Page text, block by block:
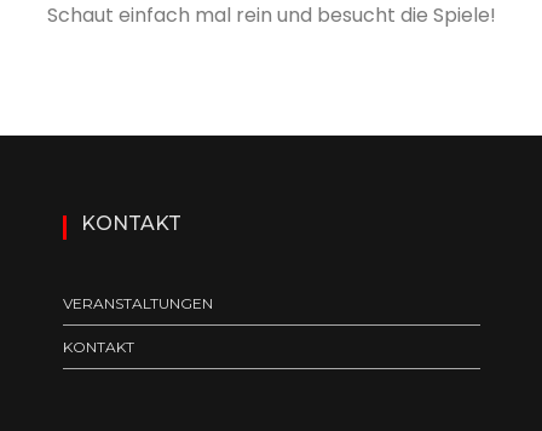
Schaut einfach mal rein und besucht die Spiele!
KONTAKT
VERANSTALTUNGEN
KONTAKT